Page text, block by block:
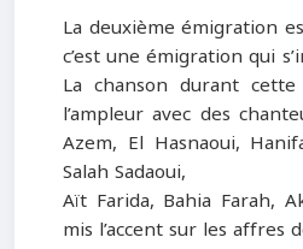
La deuxième émigration
c’est une émigration qui
La chanson durant
l’ampleur avec des
Azem, El Hasnaoui,
Salah Sadaoui,
Aït Farida, Bahia Farah,
mis l’accent sur les affres